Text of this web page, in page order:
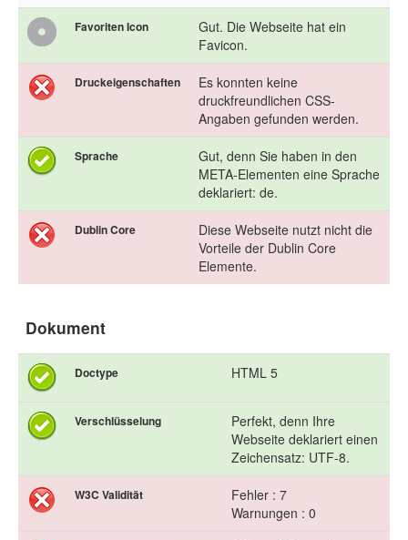
Favoriten Icon
Gut. Die Webseite hat ein
Favicon.
Druckeigenschaften
Es konnten keine
druckfreundlichen CSS-
Angaben gefunden werden.
Sprache
Gut, denn Sie haben in den
META-Elementen eine Sprache
deklariert: de.
Dublin Core
Diese Webseite nutzt nicht die
Vorteile der Dublin Core
Elemente.
Dokument
Doctype HTML 5
Verschlüsselung
Perfekt, denn Ihre
Webseite deklariert einen
Zeichensatz: UTF-8.
W3C Validität
Fehler : 7
Warnungen : 0